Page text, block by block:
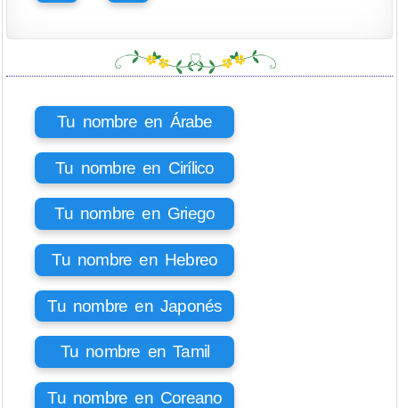
Tu nombre en Árabe
Tu nombre en Cirílico
Tu nombre en Griego
Tu nombre en Hebreo
Tu nombre en Japonés
Tu nombre en Tamil
Tu nombre en Coreano